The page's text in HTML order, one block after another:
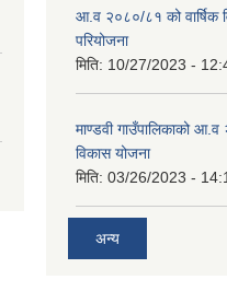
आ.व २०८०/८१ को वार्षिक
परियोजना
मिति: 10/27/2023 -
माण्डवी गाउँपालिकाको
विकास योजना
मिति: 03/26/2023 -
अन्य